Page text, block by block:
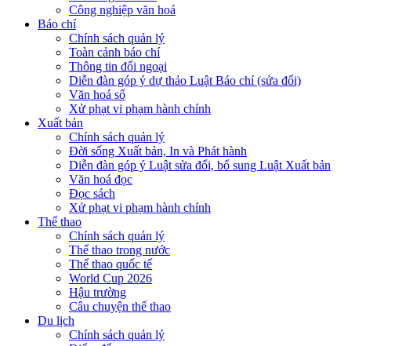
Công nghiệp văn hoá
Báo chí
Chính sách quản lý
Toàn cảnh báo chí
Thông tin đối ngoại
Diễn đàn góp ý dự thảo Luật Báo chí (sửa đổi)
Văn hoá số
Xử phạt vi phạm hành chính
Xuất bản
Chính sách quản lý
Đời sống Xuất bản, In và Phát hành
Diễn đàn góp ý Luật sửa đổi, bổ sung Luật Xuất bản
Văn hoá đọc
Đọc sách
Xử phạt vi phạm hành chính
Thể thao
Chính sách quản lý
Thể thao trong nước
Thể thao quốc tế
World Cup 2026
Hậu trường
Câu chuyện thể thao
Du lịch
Chính sách quản lý